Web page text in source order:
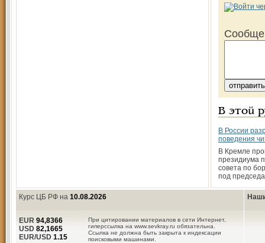
В этой
В России
поведения
В Кремле
президиума
совета по
под
Курс ЦБ РФ на 10.08.2026
При цитировании материалов в сети Интернет,
гиперссылка на www.sevkray.ru обязательна.
Ссылка не должна быть закрыта к индексации
поисковыми машинами.
EUR 94,8366
USD 82,1665
EUR/USD 1.15